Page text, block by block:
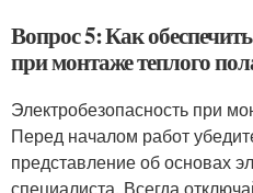
Вопрос 5: Как
при монтаже теплого
Электробезопасность при
Перед началом работ
представление об основах